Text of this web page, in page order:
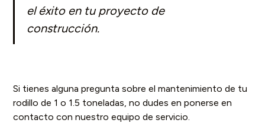
el éxito en tu proyecto de
construcción.
Si tienes alguna pregunta sobre el mantenimiento de tu
rodillo de 1 o 1.5 toneladas, no dudes en ponerse en
contacto con nuestro equipo de servicio.